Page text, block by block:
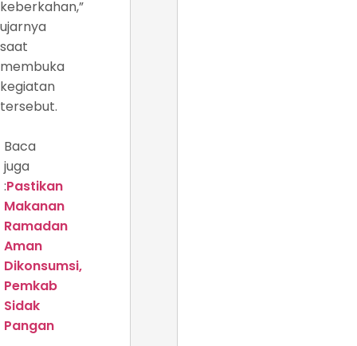
keberkahan,”
ujarnya
saat
membuka
kegiatan
tersebut.
Baca
juga
:Pastikan
Makanan
Ramadan
Aman
Dikonsumsi,
Pemkab
Sidak
Pangan